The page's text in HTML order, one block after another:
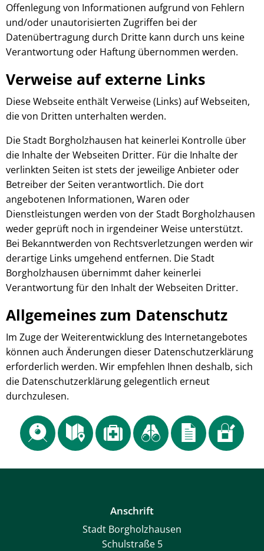
Offenlegung von Informationen aufgrund von Fehlern
und/oder unautorisierten Zugriffen bei der
Datenübertragung durch Dritte kann durch uns keine
Verantwortung oder Haftung übernommen werden.
Verweise auf externe Links
Diese Webseite enthält Verweise (Links) auf Webseiten,
die von Dritten unterhalten werden.
Die Stadt Borgholzhausen hat keinerlei Kontrolle über
die Inhalte der Webseiten Dritter. Für die Inhalte der
verlinkten Seiten ist stets der jeweilige Anbieter oder
Betreiber der Seiten verantwortlich. Die dort
angebotenen Informationen, Waren oder
Dienstleistungen werden von der Stadt Borgholzhausen
weder geprüft noch in irgendeiner Weise unterstützt.
Bei Bekanntwerden von Rechtsverletzungen werden wir
derartige Links umgehend entfernen. Die Stadt
Borgholzhausen übernimmt daher keinerlei
Verantwortung für den Inhalt der Webseiten Dritter.
Allgemeines zum Datenschutz
Im Zuge der Weiterentwicklung des Internetangebotes
können auch Änderungen dieser Datenschutzerklärung
erforderlich werden. Wir empfehlen Ihnen deshalb, sich
die Datenschutzerklärung gelegentlich erneut
durchzulesen.
Anschrift
Stadt Borgholzhausen
Schulstraße 5